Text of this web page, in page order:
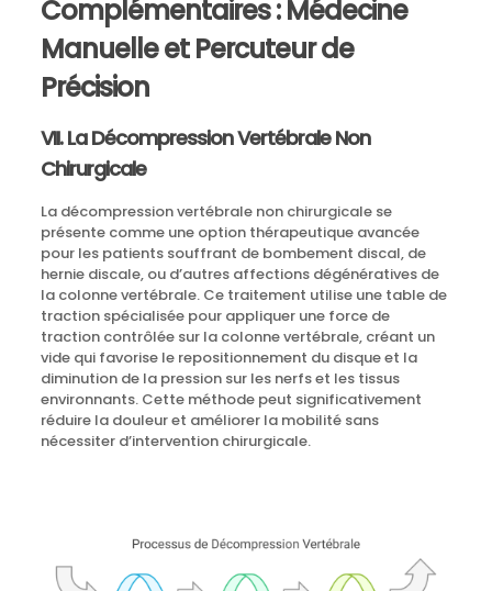
Complémentaires : Médecine
Manuelle et Percuteur de
Précision
VII. La Décompression Vertébrale Non
Chirurgicale
La décompression vertébrale non chirurgicale se
présente comme une option thérapeutique avancée
pour les patients souffrant de bombement discal, de
hernie discale, ou d’autres affections dégénératives de
la colonne vertébrale. Ce traitement utilise une table de
traction spécialisée pour appliquer une force de
traction contrôlée sur la colonne vertébrale, créant un
vide qui favorise le repositionnement du disque et la
diminution de la pression sur les nerfs et les tissus
environnants. Cette méthode peut significativement
réduire la douleur et améliorer la mobilité sans
nécessiter d’intervention chirurgicale.